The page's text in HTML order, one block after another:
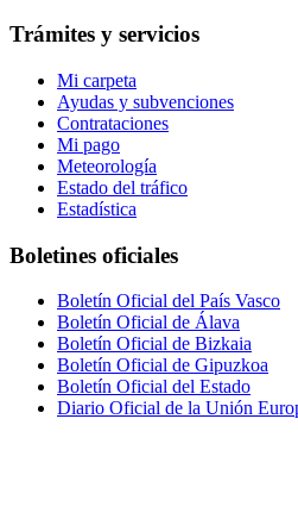
Trámites y servicios
Mi carpeta
Ayudas y subvenciones
Contrataciones
Mi pago
Meteorología
Estado del tráfico
Estadística
Boletines oficiales
Boletín Oficial del País Vasco
Boletín Oficial de Álava
Boletín Oficial de Bizkaia
Boletín Oficial de Gipuzkoa
Boletín Oficial del Estado
Diario Oficial de la Unión